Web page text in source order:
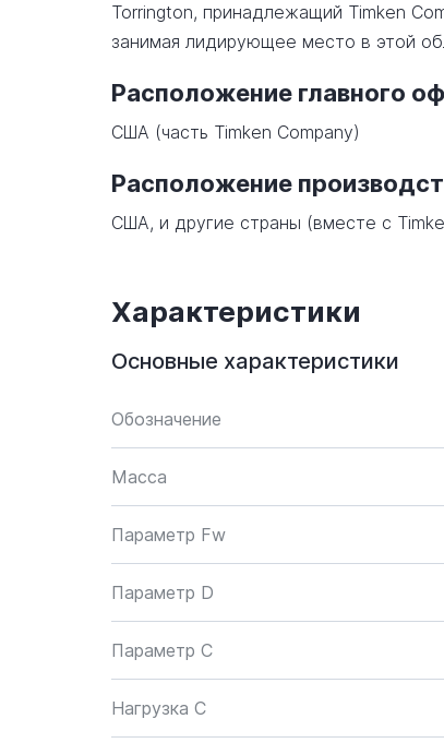
Torrington, принадлежащий Timken
занимая лидирующее место в этой
Расположение главного
США (часть Timken Company)
Расположение
США, и другие страны (вместе с
Характеристики
Основные характеристики
Обозначение
Масса
Параметр Fw
Параметр D
Параметр C
Нагрузка C